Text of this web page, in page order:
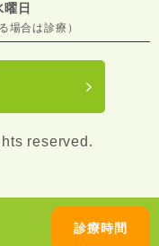
日
場合は診療）
reserved.
診療時間